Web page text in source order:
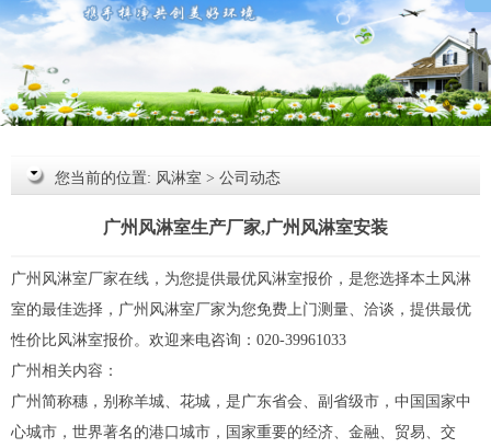
您当前的位置: 风淋室 > 公司动态
广州风淋室生产厂家,广州风淋室安装
广州 风淋室厂家在线，为您提供最优风淋室报价，是您选择本土风淋
室的最佳选择，广州风淋室厂家为您免费上门测量、洽谈，提供最优
性价比风淋室报价。欢迎来电咨询：020-39961033
广州相关内容：
广州简称穗，别称羊城、花城，是广东省会、副省级市，中国国家中
心城市，世界著名的港口城市，国家重要的经济、金融、贸易、交